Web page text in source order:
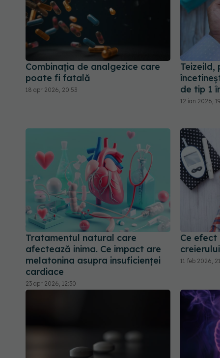
Combinația de analgezice care
poate fi fatală
18 apr 2026, 20:53
de tip 1
12 ian 2026,
Tratamentul natural care
afectează inima. Ce impact are
melatonina asupra insuficienței
cardiace
23 apr 2026, 12:30
Ce
creierului
11 feb 2026,